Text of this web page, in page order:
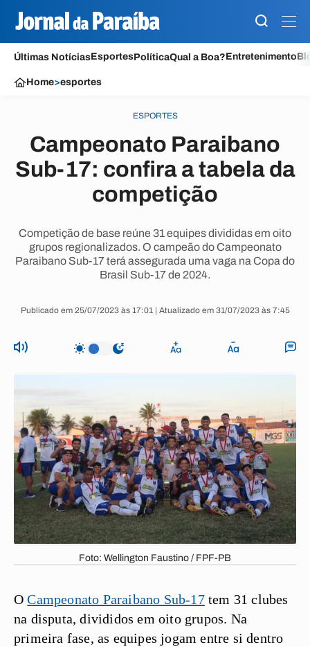
Últimas NotíciasEsportesPolíticaQual a Boa?Entretenimento
Home>esportes
ESPORTES
Campeonato Paraibano
Sub-17: confira a tabela da
competição
Competição de base reúne 31 equipes divididas em oito
grupos regionalizados. O campeão do Campeonato
Paraibano Sub-17 terá assegurada uma vaga na Copa do
Brasil Sub-17 de 2024.
Publicado em 25/07/2023 às 17:01 | Atualizado em 31/07/2023 às 7:45
Foto: Wellington Faustino / FPF-PB
OCampeonato Paraibano Sub-17tem 31 clubes
na disputa, divididos em oito grupos. Na
primeira fase, as equipes jogam entre si dentro